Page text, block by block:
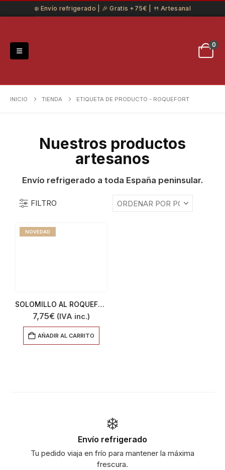
❄️ Envío refrigerado | 🎉 Gratis +75€ | 🍴 Artesanal
0
INICIO TIENDA ETIQUETA DE PRODUCTO - ROQUEFORT
Nuestros productos
artesanos
Envío refrigerado a toda España peninsular.
FILTRO
NOVEDAD
SOLOMILLO AL ROQUEFOT 350GR
7,75€ (IVA inc.)
AÑADIR AL CARRITO
❄️
Envío refrigerado
Tu pedido viaja en frío para mantener la máxima
frescura.